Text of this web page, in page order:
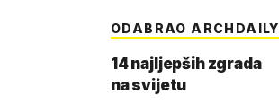
ODABRAO ARCHDAILY
14 najljepših zgrada
na svijetu